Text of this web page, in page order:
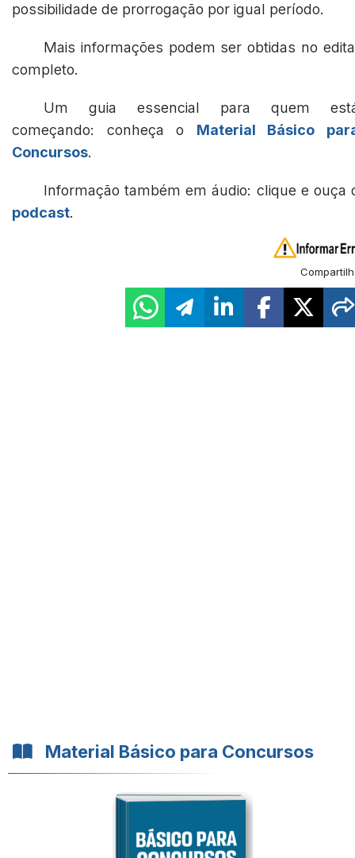
possibilidade de prorrogação por igual período.
Mais informações podem ser obtidas no
completo.
Um guia essencial para quem
começando: conheça o Material Básico
Concursos.
Informação também em áudio: clique e ouça
podcast.
Material Básico para Concursos